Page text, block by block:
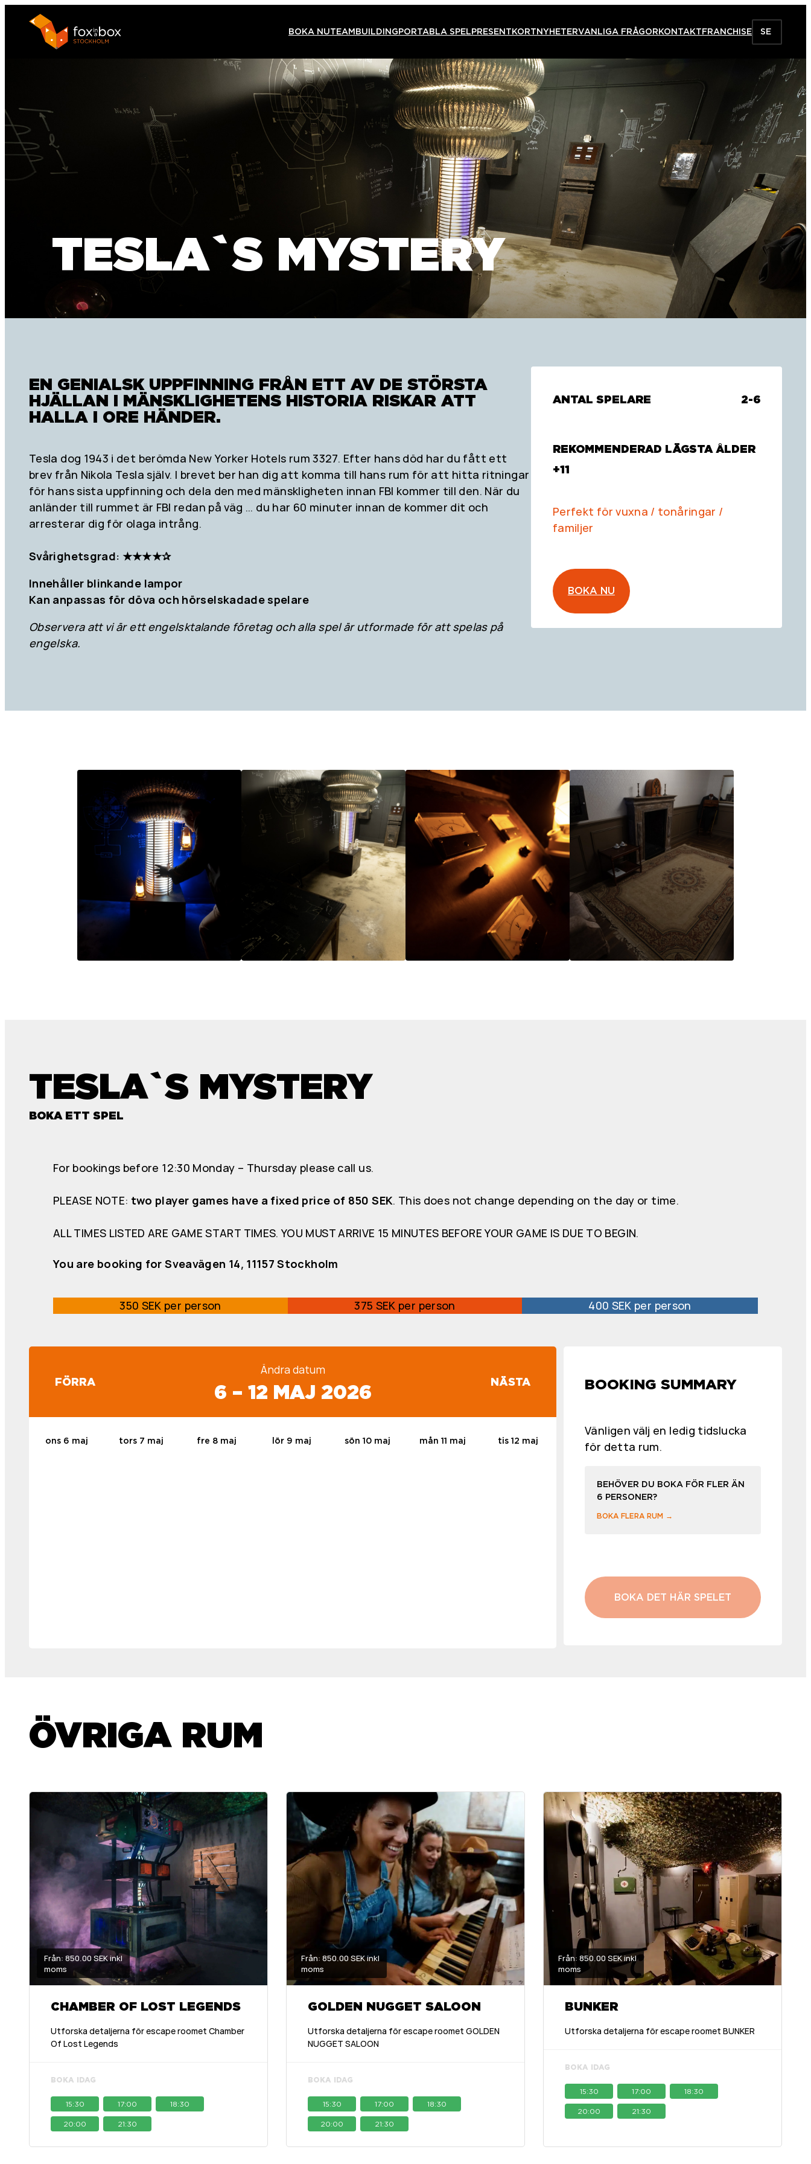
BOKA NUTEAMBUILDINGPORTABLA SPELPRESENTKORTNYHETERVANLIGA FRÅGORKONTAKTFRANCHISE SE
TESLA`S MYSTERY
EN GENIALSK UPPFINNING FRÅN ETT AV DE STÖRSTA
HJÄLLAN I MÄNSKLIGHETENS HISTORIA RISKAR ATT
HALLA I ORE HÄNDER.
Tesla dog 1943 i det berömda New Yorker Hotels rum 3327. Efter hans död har du fått ett
brev från Nikola Tesla själv. I brevet ber han dig att komma till hans rum för att hitta ritningar
för hans sista uppfinning och dela den med mänskligheten innan FBI kommer till den. När du
anländer till rummet är FBI redan på väg ... du har 60 minuter innan de kommer dit och
arresterar dig för olaga intrång.
Svårighetsgrad: ★★★★✰
Innehåller blinkande lampor
Kan anpassas för döva och hörselskadade spelare
Observera att vi är ett engelsktalande företag och alla spel är utformade för att spelas på
engelska.
ANTAL SPELARE 2-6
REKOMMENDERAD LÄGSTA ÅLDER
+11
Perfekt för vuxna / tonåringar /
familjer
BOKA NU
TESLA`S MYSTERY
BOKA ETT SPEL
For bookings before 12:30 Monday – Thursday please call us.
PLEASE NOTE: two player games have a fixed price of 850 SEK. This does not change depending on the day or time.
ALL TIMES LISTED ARE GAME START TIMES. YOU MUST ARRIVE 15 MINUTES BEFORE YOUR GAME IS DUE TO BEGIN.
You are booking for Sveavägen 14, 11157 Stockholm
350 SEK per person 375 SEK per person 400 SEK per person
FÖRRA
Ändra datum
6 – 12 MAJ 2026 NÄSTA
ons 6 maj tors 7 maj fre 8 maj lör 9 maj sön 10 maj mån 11 maj tis 12 maj
BOOKING SUMMARY
Vänligen välj en ledig tidslucka
för detta rum.
BEHÖVER DU BOKA FÖR FLER ÄN
6 PERSONER?
BOKA FLERA RUM →
BOKA DET HÄR SPELET
ÖVRIGA RUM
Från: 850.00 SEK inkl
moms
CHAMBER OF LOST LEGENDS
Utforska detaljerna för escape roomet Chamber
Of Lost Legends
BOKA IDAG
15:30 17:00 18:30
20:00 21:30
Från: 850.00 SEK inkl
moms
GOLDEN NUGGET SALOON
Utforska detaljerna för escape roomet GOLDEN
NUGGET SALOON
BOKA IDAG
15:30 17:00 18:30
20:00 21:30
Från: 850.00 SEK inkl
moms
BUNKER
Utforska detaljerna för escape roomet BUNKER
BOKA IDAG
15:30 17:00 18:30
20:00 21:30